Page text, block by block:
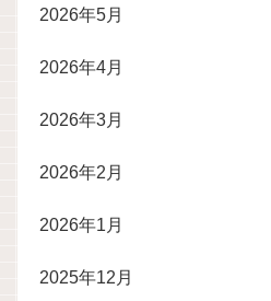
2026年5月
2026年4月
2026年3月
2026年2月
2026年1月
2025年12月